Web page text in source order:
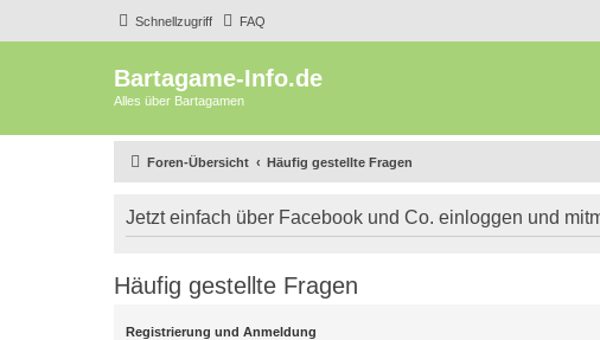
Schnellzugriff FAQ
Bartagame-Info.de
Alles über Bartagamen
Foren-Übersicht Häufig gestellte Fragen
Jetzt einfach über Facebook und Co. einloggen und
Häufig gestellte Fragen
Registrierung und Anmeldung